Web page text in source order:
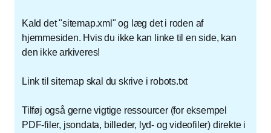
Kald det "sitemap.xml" og læg det i roden af
hjemmesiden. Hvis du ikke kan linke til en side, kan
den ikke arkiveres!
Link til sitemap skal du skrive i robots.txt
Tilføj også gerne vigtige ressourcer (for eksempel
PDF-filer, jsondata, billeder, lyd- og videofiler) direkte i